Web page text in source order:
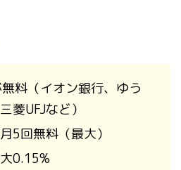
料（イオン銀行、ゆう
菱UFJなど）
5回無料（最大）
0.15%